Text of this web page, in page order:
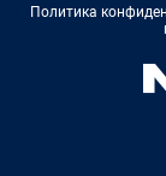
Политика